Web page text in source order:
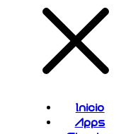
Inicio
Apps